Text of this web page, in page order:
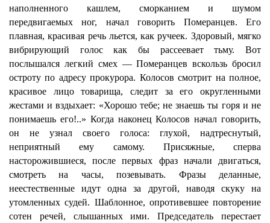
наполненного кашлем, сморканием и шумом
передвигаемых ног, начал говорить Померанцев. Его
плавная, красивая речь льется, как ручеек. Здоровый, мягко
вибрирующий голос как бы рассеевает тьму. Вот
послышался легкий смех — Померанцев вскользь бросил
остроту по адресу прокурора. Колосов смотрит на полное,
красивое лицо товарища, следит за его округленными
жестами и вздыхает: «Хорошо тебе; не знаешь ты горя и не
понимаешь его!..» Когда наконец Колосов начал говорить,
он не узнал своего голоса: глухой, надтреснутый,
неприятный ему самому. Присяжные, сперва
насторожившиеся, после первых фраз начали двигаться,
смотреть на часы, позевывать. Фразы деланные,
неестественные идут одна за другой, наводя скуку на
утомленных судей. Шаблонное, опротивевшее повторение
сотен речей, слышанных ими. Председатель перестает